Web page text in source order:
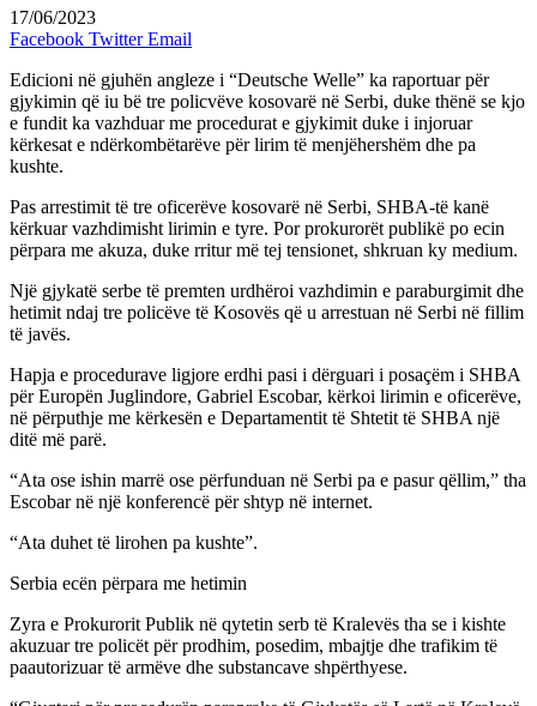
17/06/2023
Facebook Twitter Email
Edicioni në gjuhën angleze i “Deutsche Welle” ka raportuar për
gjykimin që iu bë tre policvëve kosovarë në Serbi, duke thënë se kjo
e fundit ka vazhduar me procedurat e gjykimit duke i injoruar
kërkesat e ndërkombëtarëve për lirim të menjëhershëm dhe pa
kushte.
Pas arrestimit të tre oficerëve kosovarë në Serbi, SHBA-të kanë
kërkuar vazhdimisht lirimin e tyre. Por prokurorët publikë po ecin
përpara me akuza, duke rritur më tej tensionet, shkruan ky medium.
Një gjykatë serbe të premten urdhëroi vazhdimin e paraburgimit dhe
hetimit ndaj tre policëve të Kosovës që u arrestuan në Serbi në fillim
të javës.
Hapja e procedurave ligjore erdhi pasi i dërguari i posaçëm i SHBA
për Europën Juglindore, Gabriel Escobar, kërkoi lirimin e oficerëve,
në përputhje me kërkesën e Departamentit të Shtetit të SHBA një
ditë më parë.
“Ata ose ishin marrë ose përfunduan në Serbi pa e pasur qëllim,” tha
Escobar në një konferencë për shtyp në internet.
“Ata duhet të lirohen pa kushte”.
Serbia ecën përpara me hetimin
Zyra e Prokurorit Publik në qytetin serb të Kralevës tha se i kishte
akuzuar tre policët për prodhim, posedim, mbajtje dhe trafikim të
paautorizuar të armëve dhe substancave shpërthyese.